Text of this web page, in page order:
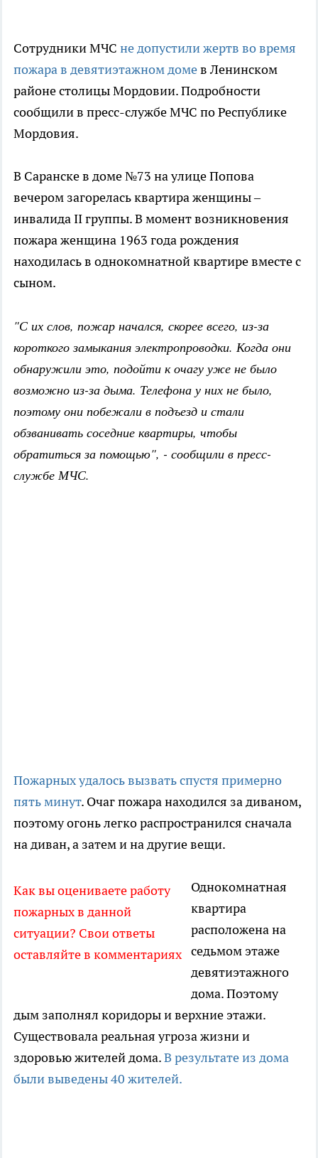
Сотрудники МЧС не допустили жертв во время
пожара в девятиэтажном домев Ленинском
районе столицы Мордовии. Подробности
сообщили в пресс-службе МЧС по Республике
Мордовия.
В Саранске в доме №73 на улице Попова
вечером загорелась квартира женщины –
инвалида II группы. В момент возникновения
пожара женщина 1963 года рождения
находилась в однокомнатной квартире вместе с
сыном.
"С их слов, пожар начался, скорее всего, из-за
короткого замыкания электропроводки. Когда они
обнаружили это, подойти к очагу уже не было
возможно из-за дыма. Телефона у них не было,
поэтому они побежали в подъезд и стали
обзванивать соседние квартиры, чтобы
обратиться за помощью", - сообщили в пресс-
службе МЧС.
Пожарных удалось вызвать спустя примерно
пять минут. Очаг пожара находился за диваном,
поэтому огонь легко распространился сначала
на диван, а затем и на другие вещи.
Как вы оцениваете работу
пожарных в данной
ситуации? Свои ответы
оставляйте в комментариях
Однокомнатная
квартира
расположена на
седьмом этаже
девятиэтажного
дома. Поэтому
дым заполнял коридоры и верхние этажи.
Существовала реальная угроза жизни и
здоровью жителей дома.В результате из дома
были выведены 40 жителей.